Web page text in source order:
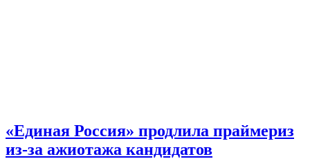
«Единая Россия» продлила праймериз
из-за ажиотажа кандидатов